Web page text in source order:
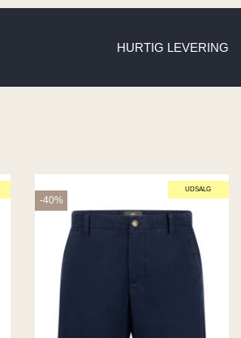
HURTIG LEVERING
UDSALG
-40%